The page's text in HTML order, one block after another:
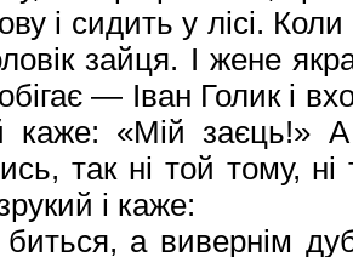
і сидить у лісі.
зайця. І жене
— Іван Голик і
каже: «Мій заєць!»
так ні той тому, ні
і каже:
а вивернім